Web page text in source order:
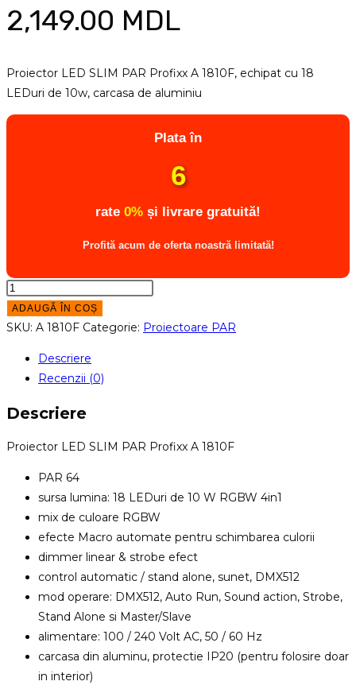
2,149.00 MDL
Proiector LED SLIM PAR Profixx A 1810F, echipat cu 18
LEDuri de 10w, carcasa de aluminiu
Plata în
6
rate 0% și livrare gratuită!
Profită acum de oferta noastră limitată!
Cantitate
Profixx
A
PAR
ADAUGĂ ÎN COȘ
SKU: A 1810F Categorie: Proiectoare PAR
Descriere
Recenzii (0)
Descriere
Proiector LED SLIM PAR Profixx A 1810F
PAR 64
sursa lumina: 18 LEDuri de 10 W RGBW 4in1
mix de culoare RGBW
efecte Macro automate pentru schimbarea culorii
dimmer linear & strobe efect
control automatic / stand alone, sunet, DMX512
mod operare: DMX512, Auto Run, Sound action, Strobe,
Stand Alone si Master/Slave
alimentare: 100 / 240 Volt AC, 50 / 60 Hz
carcasa din aluminu, protectie IP20 (pentru folosire doar
in interior)